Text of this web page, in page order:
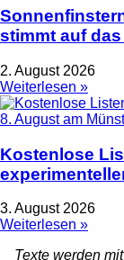
stimmt auf
2. August 2026
Weiterlesen »
Kostenlose
3. August 2026
Weiterlesen »
Texte werden